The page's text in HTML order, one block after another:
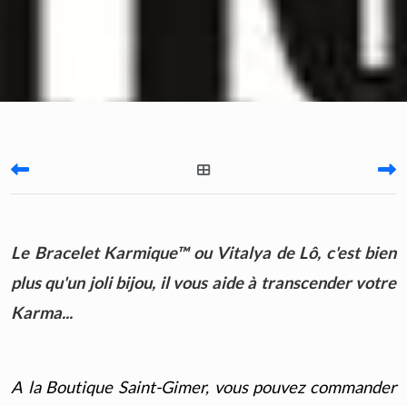
Le Bracelet Karmique™ ou Vitalya de Lô, c'est bien
plus qu'un joli bijou, il vous aide à transcender votre
Karma...
A la Boutique Saint-Gimer, vous pouvez commander